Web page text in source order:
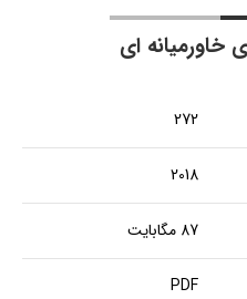
272
2018
87 مگابایت
PDF